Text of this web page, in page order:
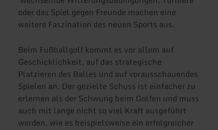
oder das Spiel gegen Freunde machen eine
weitere Faszination des neuen Sports aus.
Beim Fußballgolf kommt es vor allem auf
Geschicklichkeit, auf das strategische
Platzieren des Balles und auf vorausschauendes
Spielen an. Der gezielte Schuss ist einfacher zu
erlernen als der Schwung beim Golfen und muss
auch mit lange nicht so viel Kraft ausgeführt
werden, wie es beispielsweise ein erfolgreicher